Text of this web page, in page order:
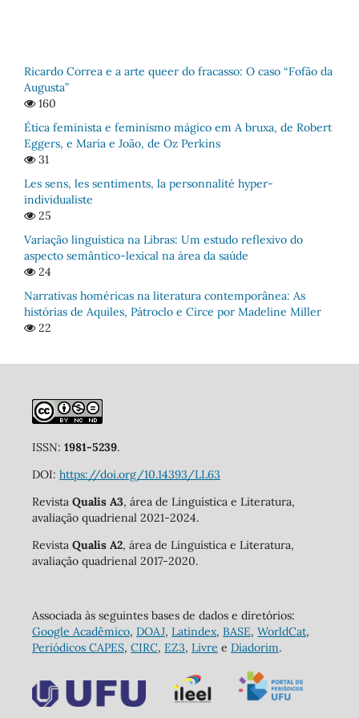
Ricardo Correa e a arte queer do fracasso: O caso “Fofão da
Augusta”
160
Ética feminista e feminismo mágico em A bruxa, de Robert
Eggers, e Maria e João, de Oz Perkins
31
Les sens, les sentiments, la personnalité hyper-
individualiste
25
Variação linguística na Libras: Um estudo reflexivo do
aspecto semântico-lexical na área da saúde
24
Narrativas homéricas na literatura contemporânea: As
histórias de Aquiles, Pátroclo e Circe por Madeline Miller
22
ISSN: 1981-5239.
DOI: https://doi.org/10.14393/LL63
Revista Qualis A3, área de Linguística e Literatura,
avaliação quadrienal 2021-2024.
Revista Qualis A2, área de Linguística e Literatura,
avaliação quadrienal 2017-2020.
Associada às seguintes bases de dados e diretórios:
Google Acadêmico, DOAJ, Latindex, BASE, WorldCat,
Periódicos CAPES, CIRC, EZ3, Livre e Diadorim.